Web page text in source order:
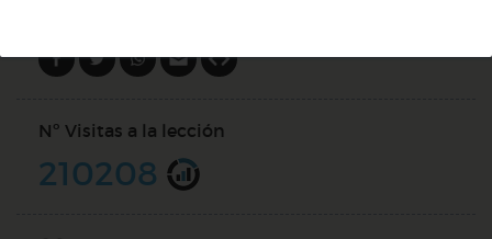
Nº Visitas a la lección
210208